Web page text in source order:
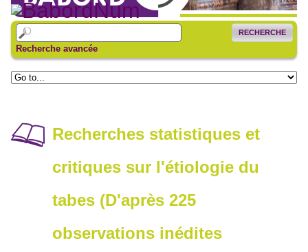
RECHERCHE
Recherche avancée
Recherches statistiques et
critiques sur l'étiologie du
tabes (D'après 225
observations inédites